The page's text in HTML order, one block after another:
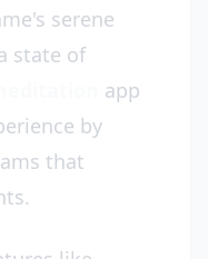
serene
state of
app
by
that